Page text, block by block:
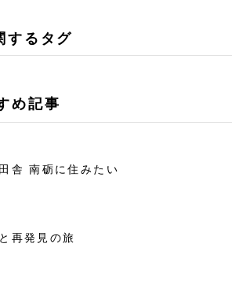
するタグ
め記事
舎 南砺に住みたい
再発見の旅